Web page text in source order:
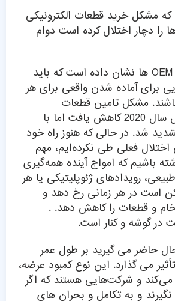
مشکل خرید قطعات الکترونیکی
را دچار اختلال کرده است دوام
دو سال گذشته به OEM ها نشان داده است که باید
برای آماده شدن واقعی برای هر
مشکل تامین قطعات
الکترونیک در اوایل سال 2020 کاهش یافت اما با
شد. در حالی که هنوز راه خود
اختلال فعلی طی نکرده‌ایم، مهم
باشیم که امواج آینده همه‌گیری
طبیعی، رویدادهای ژئوپلیتیکی یا هر
است در هر زمانی رخ دهد و
خام و قطعات را کاهش دهد. .
در گوشه و کنار است.
حاضر می گیرید بر طول عمر
می گذارد. این نوع کمبود عرضه،
و شرکت‌هایی هستند که اگر
نگیرند و به تکامل و بحران های